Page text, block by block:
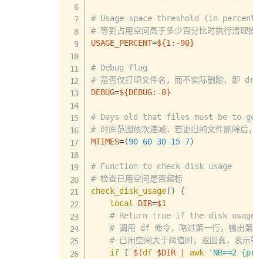
# Usage space threshold (in
# 等到占用空间高于多少百分比时执行清
USAGE_PERCENT=${1 :-90}
# Debug flag
# 是否仅打印文件名，而不实际删除，即
DEBUG=${DEBUG:-0}
# Days old that files must be to
# 时间范围依次递减，若更旧的文件删除后
MTIMES=(90 60 30 15 7)
# Function to check disk usage
# 检查已用空间是否超标
check_disk_usage( )
{
local
DIR=$1
# Return true if the disk
# 调用 df 命令，略过第一行，输出第
# 已用空间大于阈值时，返回真，表示
if
[ $(df $DIR awk 'NR==2